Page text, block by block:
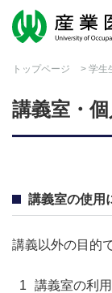
トップページ > 学生
講義室・
講義室の使用
講義以外の目的
講義室の利